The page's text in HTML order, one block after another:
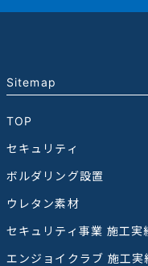
Sitemap
TOP
セキュリティ
ボルダリング設置
ウレタン素材
セキュリティ事業 施工実
エンジョイクラブ 施工実